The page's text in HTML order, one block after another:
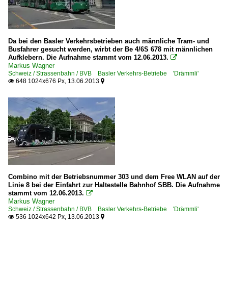
Da bei den Basler Verkehrsbetrieben auch männliche Tram- und
Busfahrer gesucht werden, wirbt der Be 4/6S 678 mit männlichen
Aufklebern. Die Aufnahme stammt vom 12.06.2013. 
Markus Wagner
Schweiz / Strassenbahn / BVB Basler Verkehrs-Betriebe 'Drämmli'
 648 1024x676 Px, 13.06.2013 
Combino mit der Betriebsnummer 303 und dem Free WLAN auf der
Linie 8 bei der Einfahrt zur Haltestelle Bahnhof SBB. Die Aufnahme
stammt vom 12.06.2013. 
Markus Wagner
Schweiz / Strassenbahn / BVB Basler Verkehrs-Betriebe 'Drämmli'
 536 1024x642 Px, 13.06.2013 